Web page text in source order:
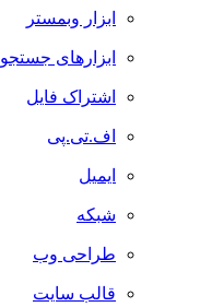
ابزار وبمستر
ابزارهای جستجو
اشتراک فایل
اف.تی.پی
ایمیل
شبکه
طراحی وب
قالب سایت